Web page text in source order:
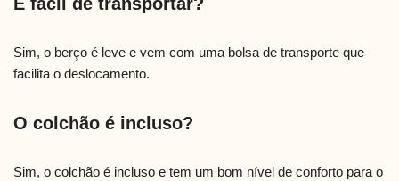
Sim, o berço é leve e vem com uma bolsa de transporte que
facilita o deslocamento.
O colchão é incluso?
Sim, o colchão é incluso e tem um bom nível de conforto para o